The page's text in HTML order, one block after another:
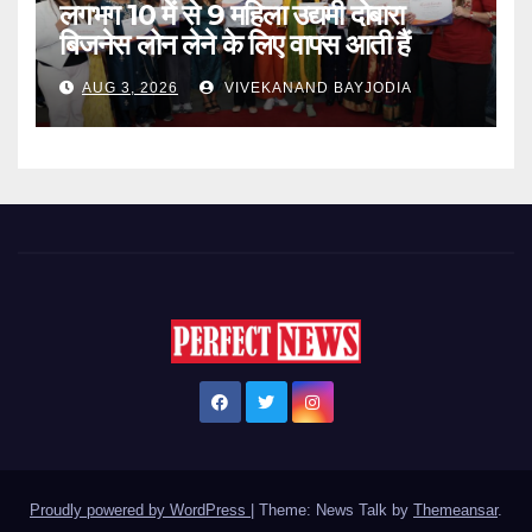
लगभग 10 में से 9 महिला उद्यमी दोबारा
बिजनेस लोन लेने के लिए वापस आती हैं
AUG 3, 2026 VIVEKANAND BAYJODIA
Proudly powered by WordPress Theme: News Talk by Themeansar.